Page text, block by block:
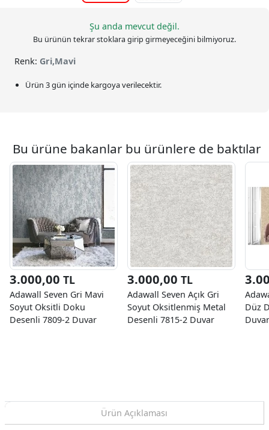
Şu anda mevcut değil.
Bu ürünün tekrar stoklara girip girmeyeceğini bilmiyoruz.
Renk: Gri,Mavi
Ürün 3 gün içinde kargoya verilecektir.
Bu ürüne bakanlar bu ürünlere de baktılar
3.000,00 TL
Adawall Seven Gri Mavi
Soyut Oksitli Doku
Desenli 7809-2 Duvar
3.000,00 TL
Adawall Seven Açık Gri
Soyut Oksitlenmiş Metal
Desenli 7815-2 Duvar
Düz
Ürün Açıklaması